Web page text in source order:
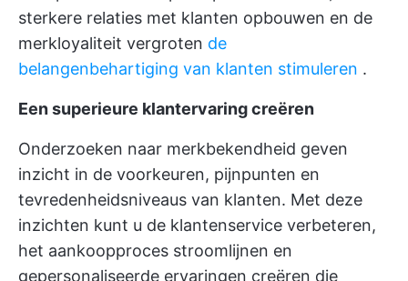
sterkere relaties met klanten opbouwen en de
merkloyaliteit vergroten de
belangenbehartiging van klanten stimuleren .
Een superieure klantervaring creëren
Onderzoeken naar merkbekendheid geven
inzicht in de voorkeuren, pijnpunten en
tevredenheidsniveaus van klanten. Met deze
inzichten kunt u de klantenservice verbeteren,
het aankoopproces stroomlijnen en
gepersonaliseerde ervaringen creëren die